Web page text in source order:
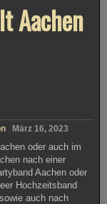
Aachen
März 16, 2023
oder auch im
nach einer
Aachen oder
Hochzeitsband
auch nach